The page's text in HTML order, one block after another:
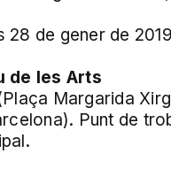
28 de gener de
de les Arts
Margarida
Punt de